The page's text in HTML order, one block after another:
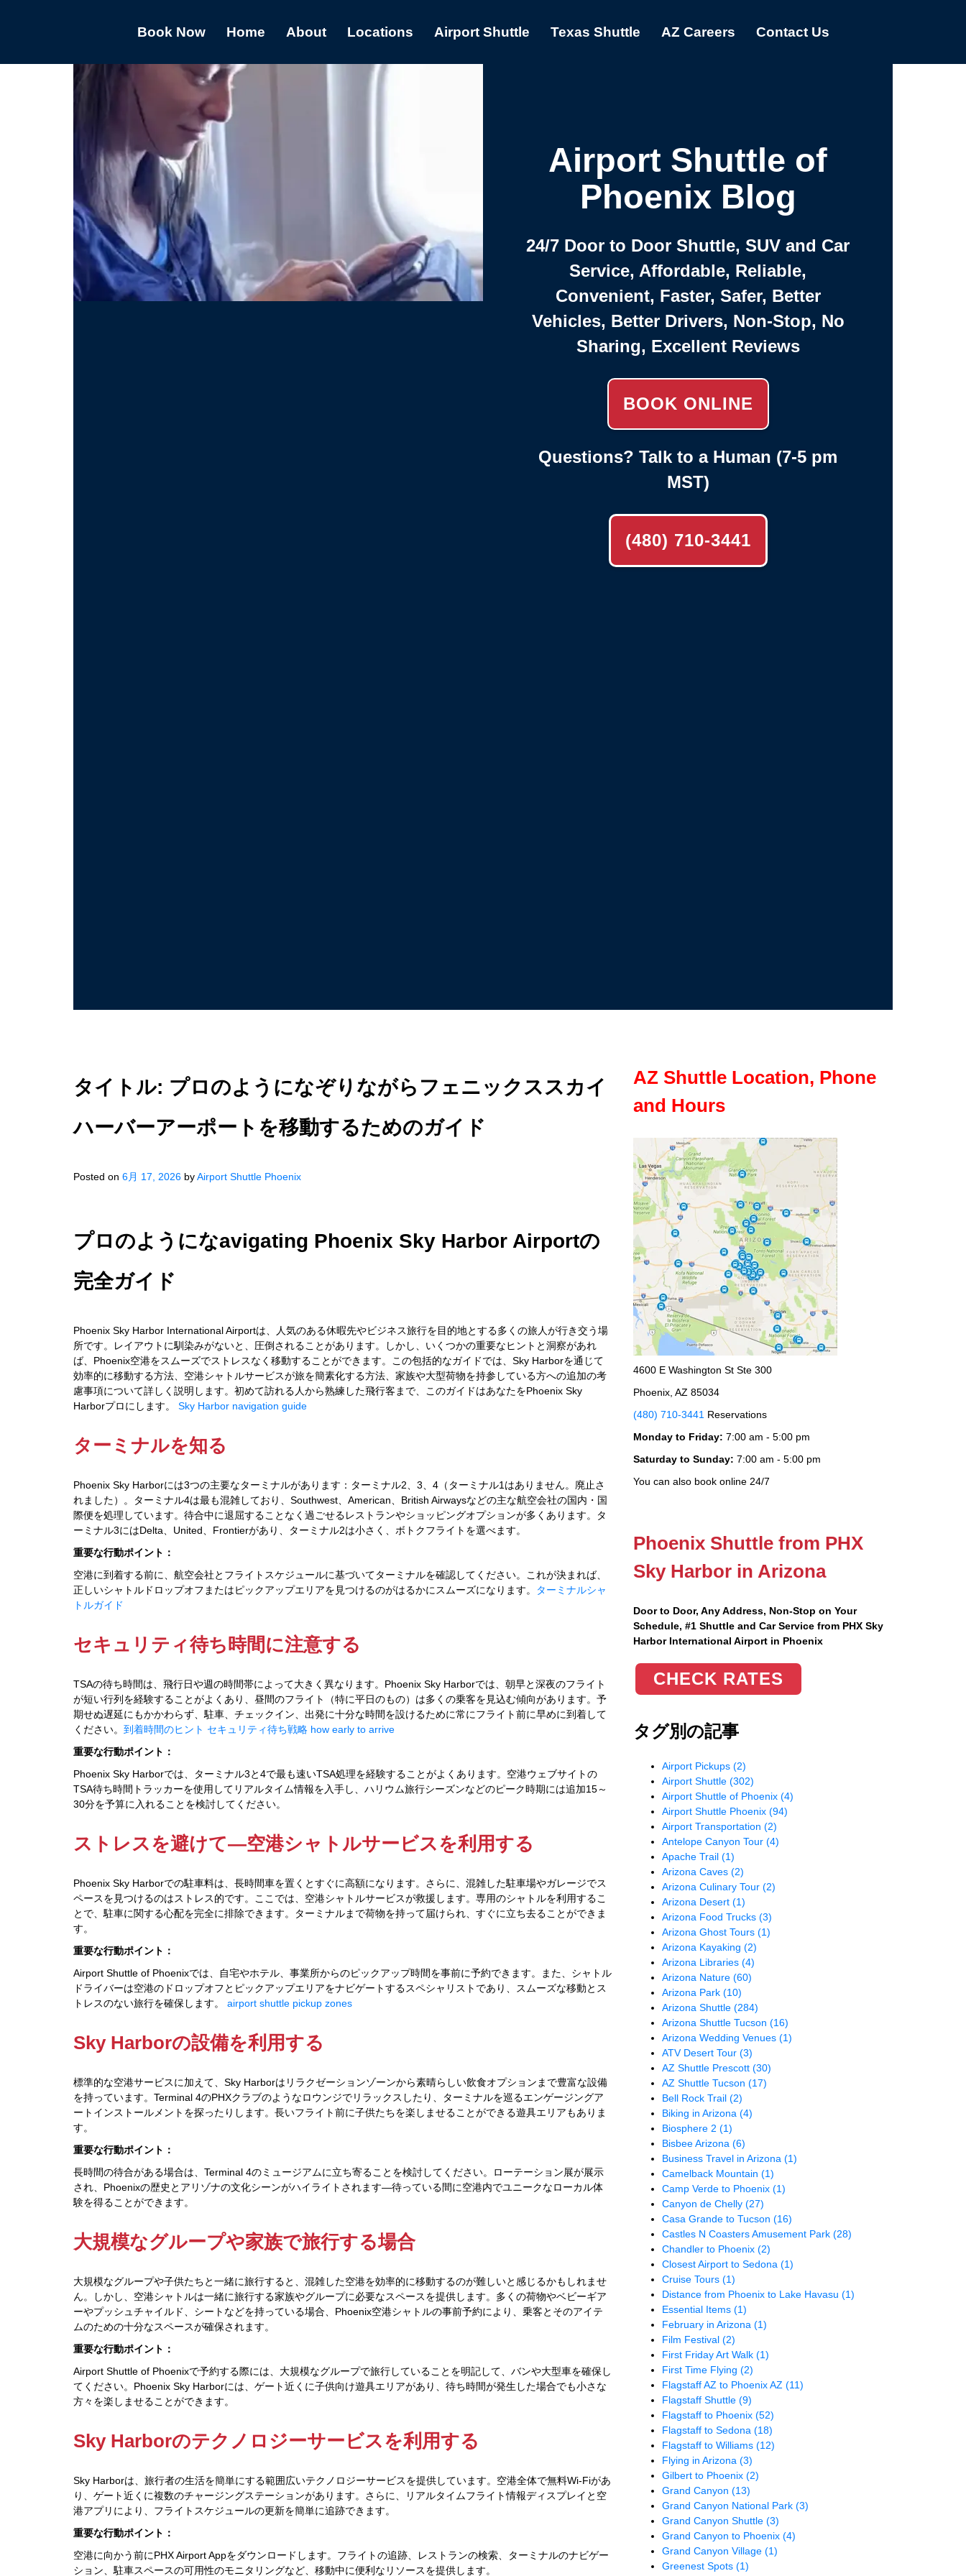
Book Now Home About Locations Airport Shuttle Texas Shuttle AZ Careers Contact Us
Airport Shuttle of
Phoenix Blog
24/7 Door to Door Shuttle, SUV and Car
Service, Affordable, Reliable,
Convenient, Faster, Safer, Better
Vehicles, Better Drivers, Non-Stop, No
Sharing, Excellent Reviews
BOOK ONLINE
Questions? Talk to a Human (7-5 pm
MST)
(480) 710-3441
タイトル: プロのようになぞりながらフェニックススカイ
ハーバーアーポートを移動するためのガイド
Posted on 6月 17, 2026 byAirport Shuttle Phoenix
プロのようになavigating Phoenix Sky Harbor Airportの
完全ガイド
Phoenix Sky Harbor International Airportは、人気のある休暇先やビジネス旅行を目的地とする多くの旅人が行き交う場
所です。レイアウトに馴染みがないと、圧倒されることがあります。しかし、いくつかの重要なヒントと洞察があれ
ば、Phoenix空港をスムーズでストレスなく移動することができます。この包括的なガイドでは、Sky Harborを通じて
効率的に移動する方法、空港シャトルサービスが旅を簡素化する方法、家族や大型荷物を持参している方への追加の考
慮事項について詳しく説明します。初めて訪れる人から熟練した飛行客まで、このガイドはあなたをPhoenix Sky
Harborプロにします。 Sky Harbor navigation guide
ターミナルを知る
Phoenix Sky Harborには3つの主要なターミナルがあります：ターミナル2、3、4（ターミナル1はありません。廃止さ
れました）。ターミナル4は最も混雑しており、Southwest、American、British Airwaysなどの主な航空会社の国内・国
際便を処理しています。待合中に退屈することなく過ごせるレストランやショッピングオプションが多くあります。タ
ーミナル3にはDelta、United、Frontierがあり、ターミナル2は小さく、ボトクフライトを選べます。
重要な行動ポイント：
空港に到着する前に、航空会社とフライトスケジュールに基づいてターミナルを確認してください。これが決まれば、
正しいシャトルドロップオフまたはピックアップエリアを見つけるのがはるかにスムーズになります。
ターミナルシャ
トルガイド
セキュリティ待ち時間に注意する
TSAの待ち時間は、飛行日や週の時間帯によって大きく異なります。Phoenix Sky Harborでは、朝早と深夜のフライト
が短い行列を経験することがよくあり、昼間のフライト（特に平日のもの）は多くの乗客を見込む傾向があります。予
期せぬ遅延にもかかわらず、駐車、チェックイン、出発に十分な時間を設けるために常にフライト前に早めに到着して
ください。 到着時間のヒント セキュリティ待ち戦略 how early to arrive
重要な行動ポイント：
Phoenix Sky Harborでは、ターミナル3と4で最も速いTSA処理を経験することがよくあります。空港ウェブサイトの
TSA待ち時間トラッカーを使用してリアルタイム情報を入手し、ハリウム旅行シーズンなどのピーク時期には追加15～
30分を予算に入れることを検討してください。
ストレスを避けて—空港シャトルサービスを利用する
Phoenix Sky Harborでの駐車料は、長時間車を置くとすぐに高額になります。さらに、混雑した駐車場やガレージでス
ペースを見つけるのはストレス的です。ここでは、空港シャトルサービスが救援します。専用のシャトルを利用するこ
とで、駐車に関する心配を完全に排除できます。ターミナルまで荷物を持って届けられ、すぐに立ち去ることができま
す。
重要な行動ポイント：
Airport Shuttle of Phoenixでは、自宅やホテル、事業所からのピックアップ時間を事前に予約できます。また、シャトル
ドライバーは空港のドロップオフとピックアップエリアをナビゲートするスペシャリストであり、スムーズな移動とス
トレスのない旅行を確保します。 airport shuttle pickup zones
Sky Harborの設備を利用する
標準的な空港サービスに加えて、Sky Harborはリラクゼーションゾーンから素晴らしい飲食オプションまで豊富な設備
を持っています。Terminal 4のPHXクラブのようなロウンジでリラックスしたり、ターミナルを巡るエンゲージングア
ートインストールメントを探ったりします。長いフライト前に子供たちを楽しませることができる遊具エリアもありま
す。
重要な行動ポイント：
長時間の待合がある場合は、Terminal 4のミュージアムに立ち寄ることを検討してください。ローテーション展が展示
され、Phoenixの歴史とアリゾナの文化シーンがハイライトされます—待っている間に空港内でユニークなローカル体
験を得ることができます。
大規模なグループや家族で旅行する場合
大規模なグループや子供たちと一緒に旅行すると、混雑した空港を効率的に移動するのが難しいと感じるかもしれませ
ん。しかし、空港シャトルは一緒に旅行する家族やグループに必要なスペースを提供します。多くの荷物やベビーギア
ーやプッシュチャイルド、シートなどを持っている場合、Phoenix空港シャトルの事前予約により、乗客とそのアイテ
ムのための十分なスペースが確保されます。
重要な行動ポイント：
Airport Shuttle of Phoenixで予約する際には、大規模なグループで旅行していることを明記して、バンや大型車を確保し
てください。Phoenix Sky Harborには、ゲート近くに子供向け遊具エリアがあり、待ち時間が発生した場合でも小さな
方々を楽しませることができます。
Sky Harborのテクノロジーサービスを利用する
Sky Harborは、旅行者の生活を簡単にする範囲広いテクノロジーサービスを提供しています。空港全体で無料Wi-Fiがあ
り、ゲート近くに複数のチャージングステーションがあります。さらに、リアルタイムフライト情報ディスプレイと空
港アプリにより、フライトスケジュールの更新を簡単に追跡できます。
重要な行動ポイント：
空港に向かう前にPHX Airport Appをダウンロードします。フライトの追跡、レストランの検索、ターミナルのナビゲー
ション、駐車スペースの可用性のモニタリングなど、移動中に便利なリソースを提供します。
AZ Shuttle Location, Phone
and Hours
4600 E Washington St Ste 300
Phoenix, AZ 85034
(480) 710-3441 Reservations
Monday to Friday: 7:00 am - 5:00 pm
Saturday to Sunday: 7:00 am - 5:00 pm
You can also book online 24/7
Phoenix Shuttle from PHX
Sky Harbor in Arizona
Door to Door, Any Address, Non-Stop on Your
Schedule, #1 Shuttle and Car Service from PHX Sky
Harbor International Airport in Phoenix
CHECK RATES
タグ別の記事
Airport Pickups(2)
Airport Shuttle(302)
Airport Shuttle of Phoenix(4)
Airport Shuttle Phoenix(94)
Airport Transportation(2)
Antelope Canyon Tour(4)
Apache Trail(1)
Arizona Caves(2)
Arizona Culinary Tour(2)
Arizona Desert(1)
Arizona Food Trucks(3)
Arizona Ghost Tours(1)
Arizona Kayaking(2)
Arizona Libraries(4)
Arizona Nature(60)
Arizona Park(10)
Arizona Shuttle(284)
Arizona Shuttle Tucson(16)
Arizona Wedding Venues(1)
ATV Desert Tour(3)
AZ Shuttle Prescott(30)
AZ Shuttle Tucson(17)
Bell Rock Trail(2)
Biking in Arizona(4)
Biosphere 2(1)
Bisbee Arizona(6)
Business Travel in Arizona(1)
Camelback Mountain(1)
Camp Verde to Phoenix(1)
Canyon de Chelly(27)
Casa Grande to Tucson(16)
Castles N Coasters Amusement Park(28)
Chandler to Phoenix(2)
Closest Airport to Sedona(1)
Cruise Tours(1)
Distance from Phoenix to Lake Havasu(1)
Essential Items(1)
February in Arizona(1)
Film Festival(2)
First Friday Art Walk(1)
First Time Flying(2)
Flagstaff AZ to Phoenix AZ(11)
Flagstaff Shuttle(9)
Flagstaff to Phoenix(52)
Flagstaff to Sedona(18)
Flagstaff to Williams(12)
Flying in Arizona(3)
Gilbert to Phoenix(2)
Grand Canyon(13)
Grand Canyon National Park(3)
Grand Canyon Shuttle(3)
Grand Canyon to Phoenix(4)
Grand Canyon Village(1)
Greenest Spots(1)